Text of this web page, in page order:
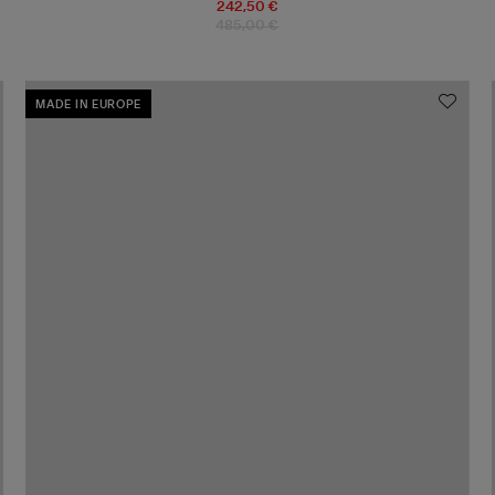
242,50 €
MADE IN EUROPE